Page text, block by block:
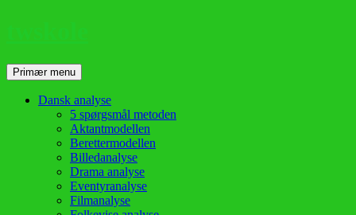
SøgPrimær menu Hop
til
indhold
Dansk analyse
5 spørgsmål metoden
Aktantmodellen
Berettermodellen
Billedanalyse
Drama analyse
Eventyranalyse
Filmanalyse